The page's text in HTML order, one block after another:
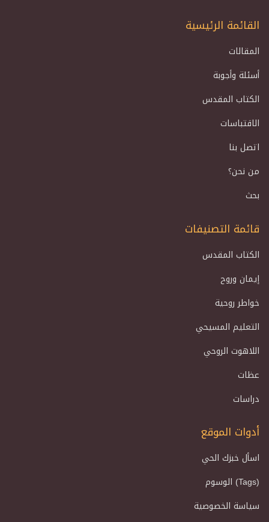
القائمة الرئيسية
المقالات
أسئلة وأجوبة
الكتاب المقدس
الاقتباسات
اتصل بنا
من نحن؟
بحث
قائمة التصنيفات
الكتاب المقدس
إيمان وروح
خواطر روحية
التعليم المسيحي
اللاهوت الروحي
عظات
دراسات
أدوات الموقع
اسأل خبزك الحي
الوسوم (Tags)
سياسة الخصوصية